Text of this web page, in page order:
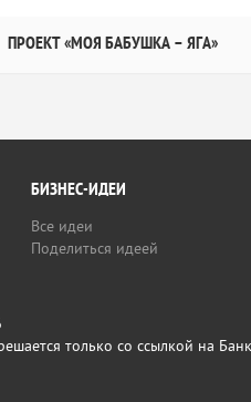
ПРОЕКТ «МОЯ БАБУШКА – ЯГА»
БИЗНЕС-ИДЕИ
Все идеи
Поделиться идеей
только со ссылкой на